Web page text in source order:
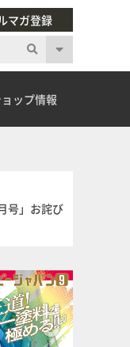
マガ登録
ップ情報
号」お詫び